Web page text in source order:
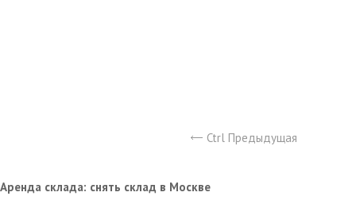
Ctrl Предыдущая
Аренда склада: снять склад в Москве